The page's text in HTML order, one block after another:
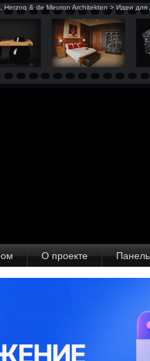
& de Meuron Architekten > Идеи
О проекте